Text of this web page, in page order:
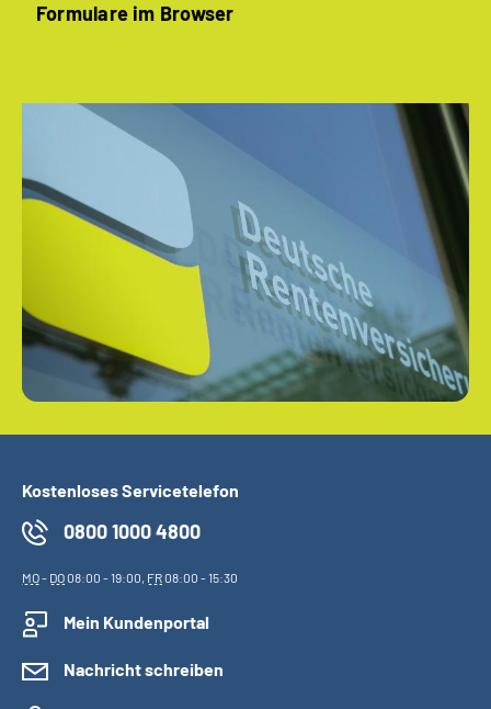
Formulare im Browser
Kostenloses Servicetelefon
0800 1000 4800
MO- DO08:00 - 19:00, FR08:00 - 15:30
Mein Kundenportal
Nachricht schreiben